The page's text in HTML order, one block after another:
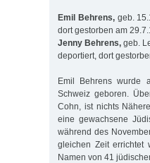
Emil Behrens,geb.
dort gestorben am
Jenny Behrens, geb.
deportiert, dort
Emil Behrens wurde
Schweiz geboren.
Cohn, ist nichts
eine gewachsene
während des
gleichen Zeit errichtet
Namen von 41